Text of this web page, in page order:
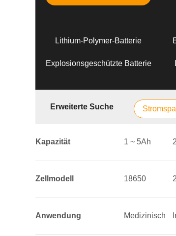
Lithium-Polymer-Batterie
Explosionsgeschützte Batterie
Erweiterte Suche
Kapazität 1 ~ 5Ah
Zellmodell 18650
Anwendung Medizinisch